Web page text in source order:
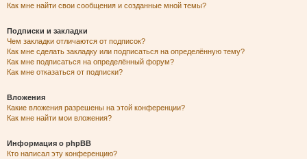
Как мне найти свои сообщения и созданные мной темы?
Подписки и закладки
Чем закладки отличаются от подписок?
Как мне сделать закладку или подписаться на определённую тему?
Как мне подписаться на определённый форум?
Как мне отказаться от подписки?
Вложения
Какие вложения разрешены на этой конференции?
Как мне найти мои вложения?
Информация о phpBB
Кто написал эту конференцию?